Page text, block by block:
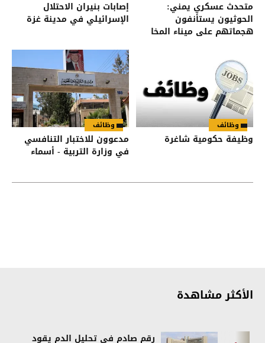
متحدث عسكري يمني:
الحوثيون يستأنفون
هجماتهم على ميناء المخا
إصابات بنيران الاحتلال
الإسرائيلي في مدينة غزة
وظائف
وظيفة حكومية شاغرة
وظائف
مدعوون للاختبار التنافسي
في وزارة التربية - أسماء
الأكثر مشاهدة
رقم صادم في تحليل الدم يقود